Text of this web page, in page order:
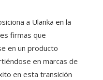
a Ulanka en la
firmas que
en un producto
en marcas de
en esta transición